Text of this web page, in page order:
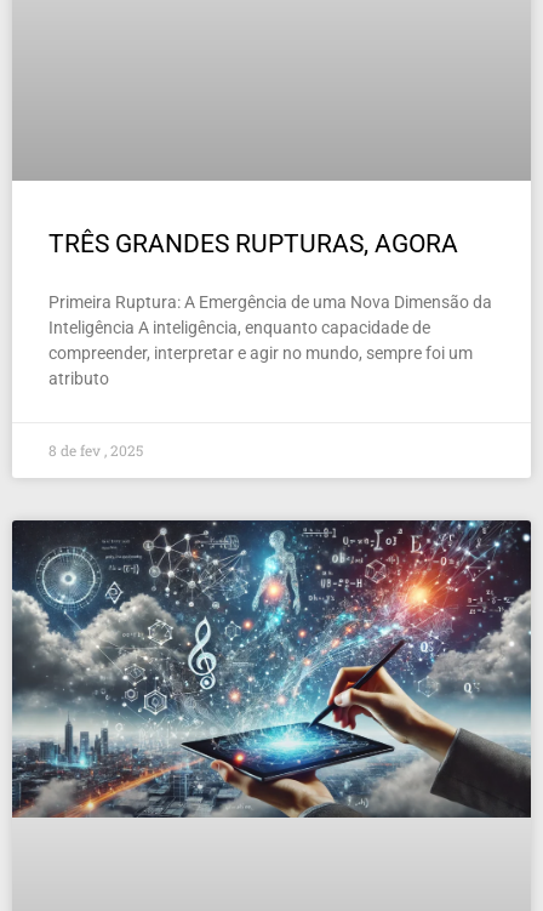
TRÊS GRANDES RUPTURAS, AGORA
Primeira Ruptura: A Emergência de uma Nova Dimensão da
Inteligência A inteligência, enquanto capacidade de
compreender, interpretar e agir no mundo, sempre foi um
atributo
8 de fev , 2025